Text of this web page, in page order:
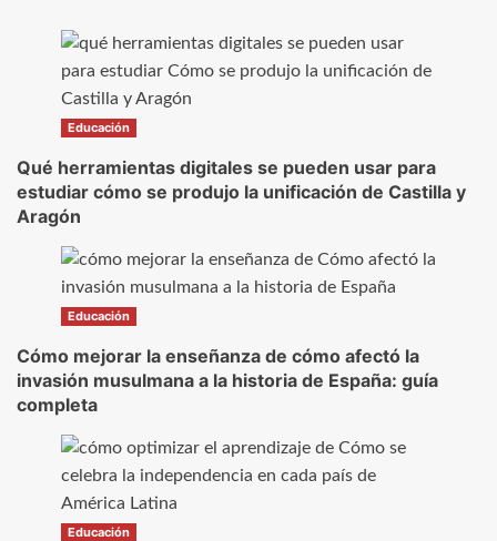
Educación
Qué herramientas digitales se pueden usar para
estudiar cómo se produjo la unificación de Castilla y
Aragón
Educación
Cómo mejorar la enseñanza de cómo afectó la
invasión musulmana a la historia de España: guía
completa
Educación